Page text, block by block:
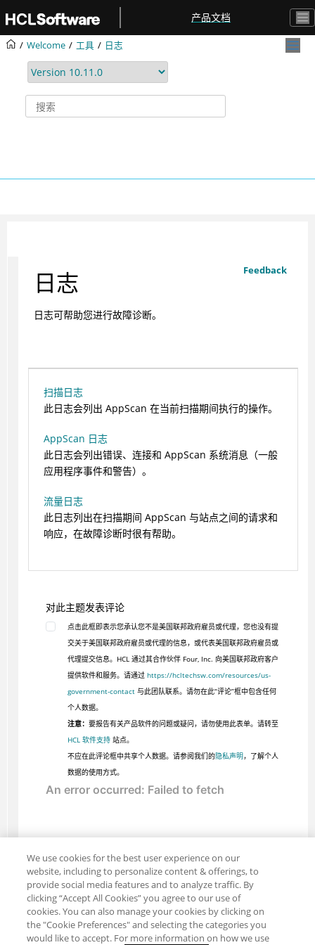
产品文档
Welcome 工具 日志
Feedback
日志
日志可帮助您进行故障诊断。
扫描日志
此日志会列出 AppScan 在当前扫描期间执行的操作。
AppScan 日志
此日志会列出错误、连接和 AppScan 系统消息（一般
应用程序事件和警告）。
流量日志
此日志列出在扫描期间 AppScan 与站点之间的请求和
响应，在故障诊断时很有帮助。
对此主题发表评论
点击此框即表示您承认您不是美国联邦政府雇员或代理，您也没有提
交关于美国联邦政府雇员或代理的信息，或代表美国联邦政府雇员或
代理提交信息。HCL 通过其合作伙伴 Four, Inc. 向美国联邦政府客户
提供软件和服务。请通过 https://hcltechsw.com/resources/us-
government-contact与此团队联系。请勿在此“评论”框中包含任何
个人数据。
注意： 要报告有关产品软件的问题或疑问，请勿使用此表单。请转至
HCL 软件支持站点。
不应在此评论框中共享个人数据。请参阅我们的隐私声明，了解个人
数据的使用方式。
We use cookies for the best user experience on our
website, including to personalize content & offerings, to
provide social media features and to analyze traffic. By
clicking “Accept All Cookies” you agree to our use of
cookies. You can also manage your cookies by clicking on
the "Cookie Preferences" and selecting the categories you
would like to accept. For more information on how we use